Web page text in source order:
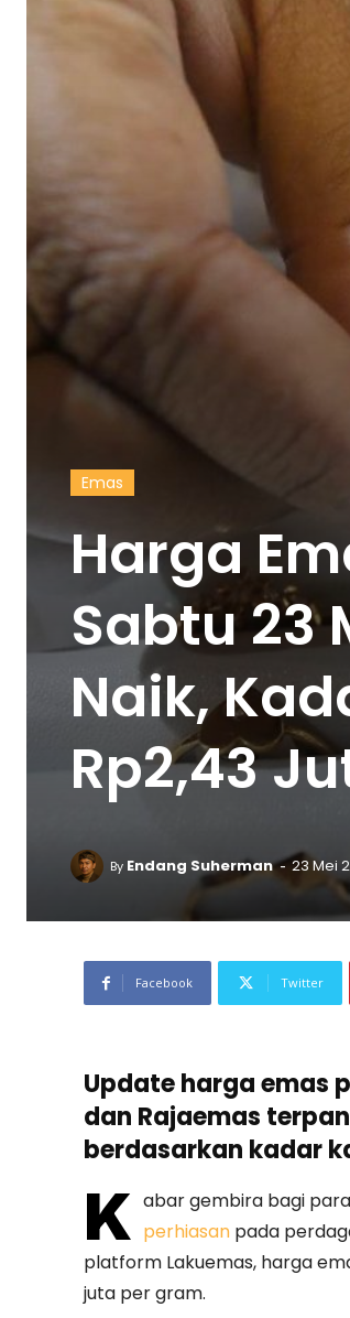
Emas
Harga
Sabtu 23
Naik,
Rp2,43
By Endang Suherman - 23 Mei
Facebook Twitter
Update harga emas
dan Rajaemas
berdasarkan kadar
K abar gembira bagi
perhiasan pada
platform Lakuemas, harga
juta per gram.